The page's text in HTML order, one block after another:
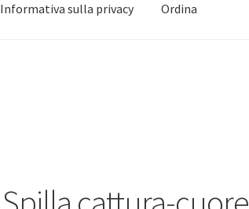
Informativa sulla privacy Ordina